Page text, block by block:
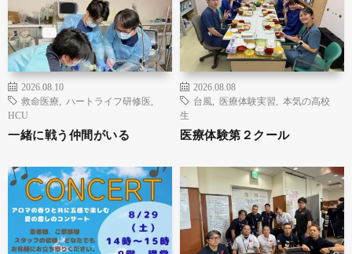
2026.08.10
救命医療
ハートライフ研修医
HCU
一緒に戦う仲間がいる
2026.08.08
台風
医療体験実習
本気の高校
生
医療体験第２クール